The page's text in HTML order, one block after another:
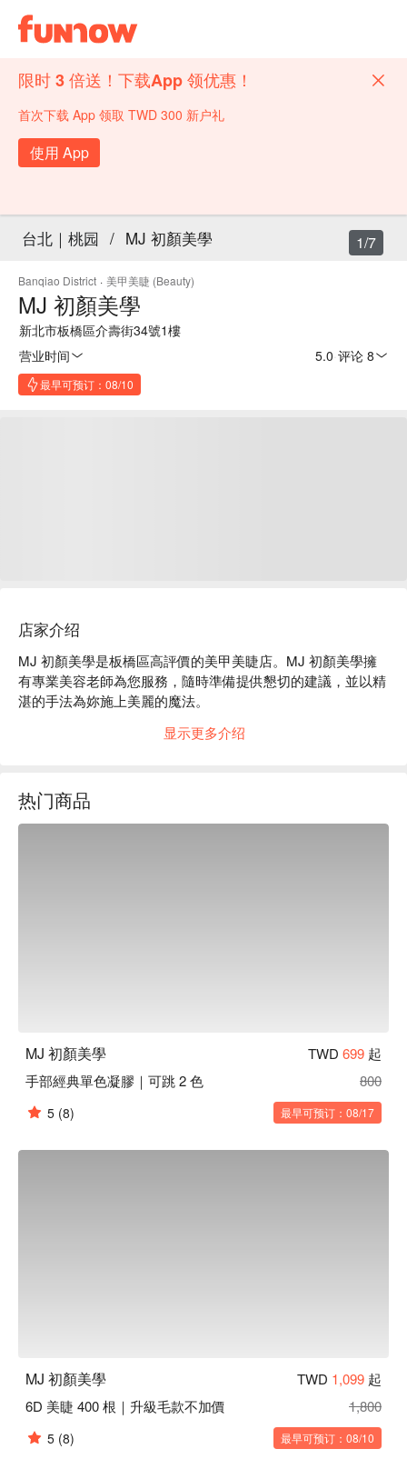
限时 3 倍送！下载App 领优惠！
首次下载 App 领取 TWD 300 新户礼
使用 App
台北｜桃园 / MJ 初顏美學
Banqiao District · 美甲美睫 (Beauty)
MJ 初顏美學
新北市板橋區介壽街34號1樓
营业时间
5.0 评论 8
最早可预订：08/10
1/7
店家介绍
MJ 初顏美學是板橋區高評價的美甲美睫店。MJ 初顏美學擁
有專業美容老師為您服務，隨時準備提供懇切的建議，並以精
湛的手法為妳施上美麗的魔法。
MJ 初顏美學服務：我們提供美甲、美睫等服務等服務
的放鬆之旅。歡迎蒞臨，與我們一同開啟美麗的旅程 !
MJ 初顏美學預約、MJ 初顏美學價格、MJ 初顏美學優惠立刻
显示更多介绍
热门商品
MJ 初顏美學 TWD 699 起
手部經典單色凝膠｜可跳 2 色
800
5 (8) 最早可预订：08/17
MJ 初顏美學 TWD 1,099 起
6D 美睫 400 根｜升級毛款不加價
1,800
5 (8) 最早可预订：08/10